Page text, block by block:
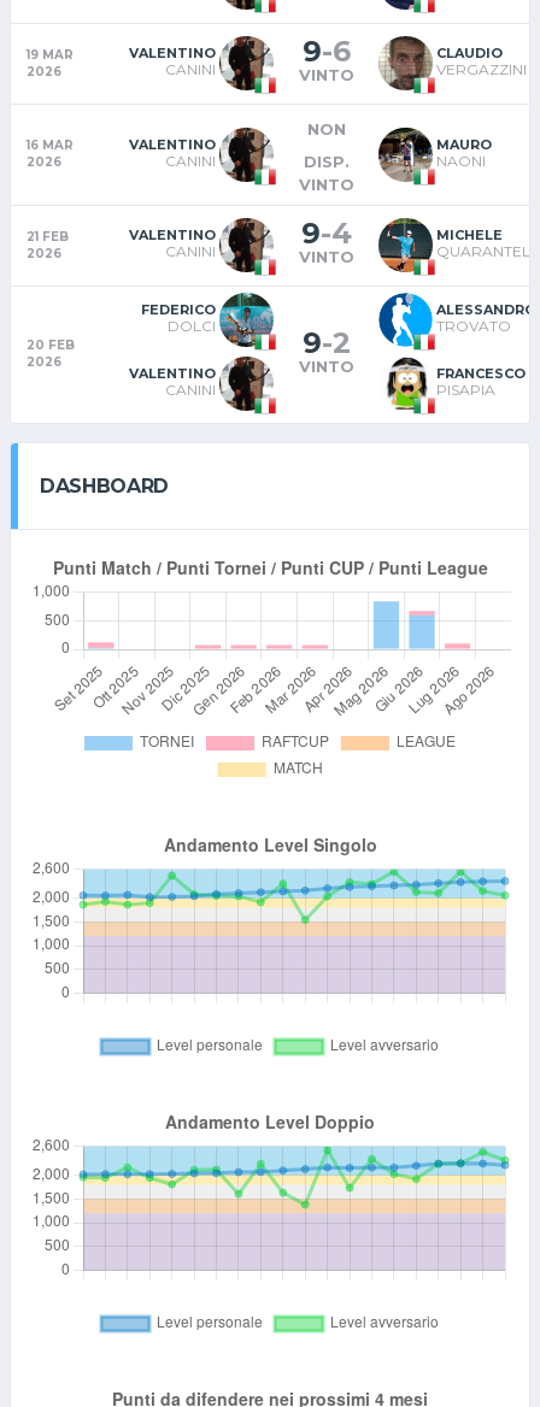
19 MAR
2026
VALENTINO
CANINI
9-6
VINTO
CLAUDIO
VERGAZZINI
16 MAR
2026
VALENTINO
CANINI
NON
DISP.
VINTO
MAURO
NAONI
21 FEB
2026
VALENTINO
CANINI
9-4
VINTO
MICHELE
20 FEB
2026
FEDERICO
DOLCI
VALENTINO
CANINI
9-2
VINTO
ALESSANDRO
TROVATO
FRANCESCO
PISAPIA
DASHBOARD